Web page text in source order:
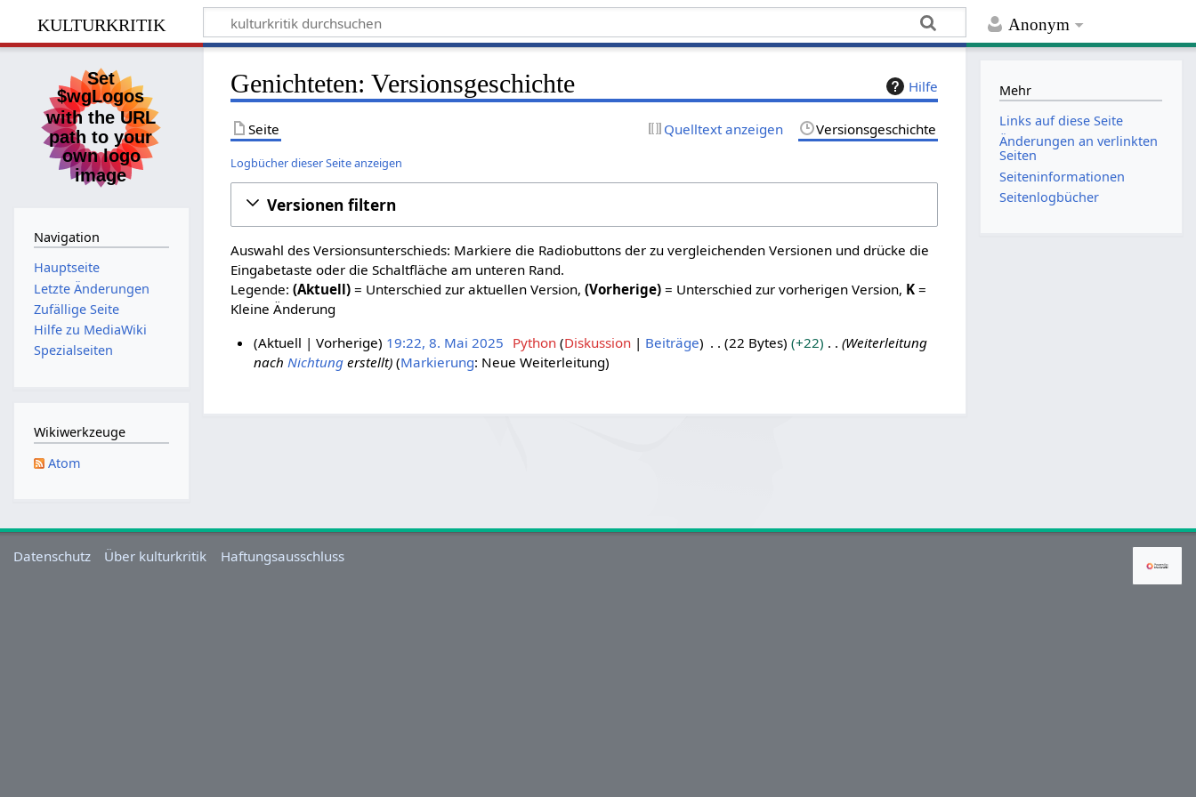
Anonym
kulturkritik
Hilfe
Genichteten: Versionsgeschichte
Seite Quelltext anzeigen Versionsgeschichte
Logbücher dieser Seite anzeigen
Versionen filtern
Auswahl des Versionsunterschieds: Markiere die Radiobuttons der zu vergleichenden Versionen und drücke die
Eingabetaste oder die Schaltfläche am unteren Rand.
Legende:(Aktuell) = Unterschied zur aktuellen Version,(Vorherige) = Unterschied zur vorherigen Version, K =
Kleine Änderung
5
Aktuell Vorherige 19:22, 8. Mai 2025 Python Diskussion Beiträge 22 Bytes +22
Weiterleitung
nach Nichtungerstellt Markierung: Neue Weiterleitung
Navigation
Hauptseite
Letzte Änderungen
Zufällige Seite
Hilfe zu MediaWiki
Spezialseiten
Wikiwerkzeuge
Atom
Mehr
Links auf diese Seite
Änderungen an verlinkten
Seiten
Seiten­­informationen
Seitenlogbücher
Datenschutz Über kulturkritik Haftungsausschluss